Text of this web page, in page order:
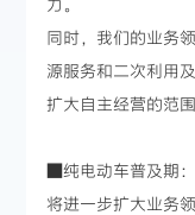
同时，我们的业务
源服务和二次利用
扩大自主经营的范
■纯电动车普及期
将进一步扩大业务